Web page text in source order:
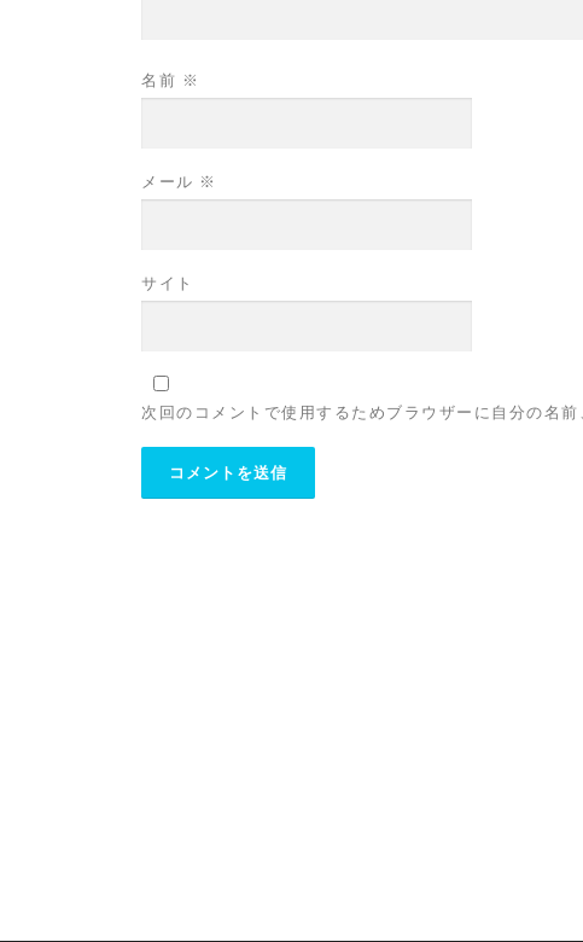
名前 ※
メール ※
サイト
次回のコメントで使用するためブラウザーに自分の名